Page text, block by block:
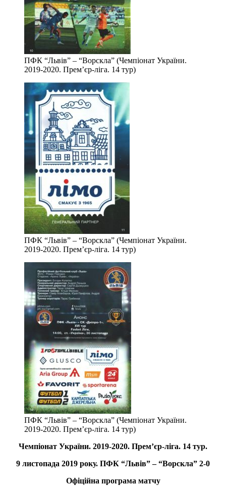
ПФК “Львів” – “Ворскла” (Чемпіонат України.
2019-2020. Прем’єр-ліга. 14 тур)
ПФК “Львів” – “Ворскла” (Чемпіонат України.
2019-2020. Прем’єр-ліга. 14 тур)
ПФК “Львів” – “Ворскла” (Чемпіонат України.
2019-2020. Прем’єр-ліга. 14 тур)
Чемпіонат України. 2019-2020. Прем’єр-ліга. 14 тур.
9 листопада 2019 року. ПФК “Львів” – “Ворскла” 2-0
Офіційна програма матчу